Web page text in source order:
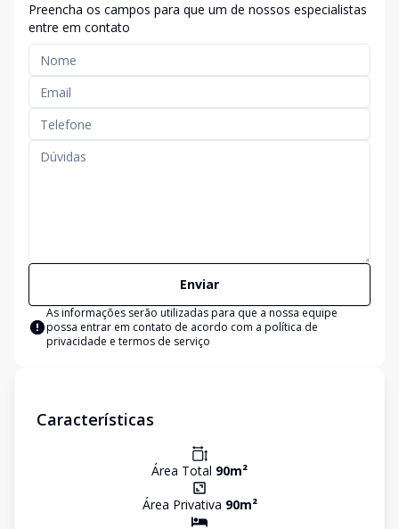
Preencha os campos para que um de nossos especialistas
entre em contato
Enviar
As informações serão utilizadas para que a nossa equipe
possa entrar em contato de acordo com a política de
privacidade e termos de serviço
Características
Área Total 90m²
Área Privativa 90m²